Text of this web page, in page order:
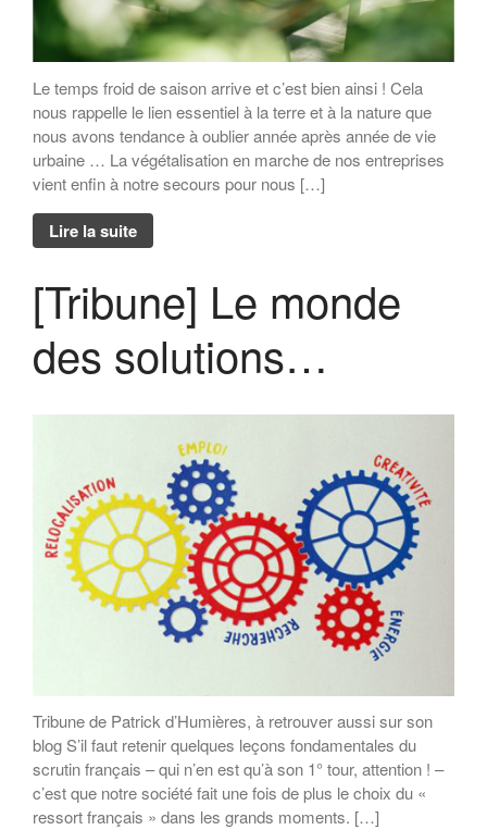
« Faut-il avoir peur de la
population mondiale ? »
Le temps froid de saison arrive et c’est bien ainsi ! Cela
nous rappelle le lien essentiel à la terre et à la nature que
nous avons tendance à oublier année après année de vie
urbaine … La végétalisation en marche de nos entreprises
vient enfin à notre secours pour nous […]
Lire la suite
[Tribune] Le monde
des solutions…
Tribune de Patrick d’Humières, à retrouver aussi sur son
blog S’il faut retenir quelques leçons fondamentales du
scrutin français – qui n’en est qu’à son 1° tour, attention ! –
c’est que notre société fait une fois de plus le choix du «
ressort français » dans les grands moments. […]